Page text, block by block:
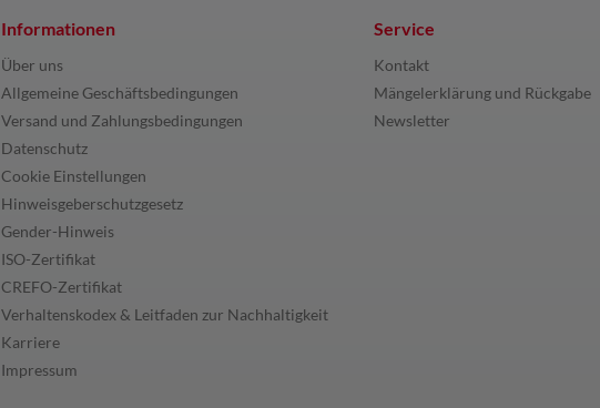
Informationen
Über uns
Allgemeine Geschäftsbedingungen
Versand und Zahlungsbedingungen
Datenschutz
Cookie Einstellungen
Hinweisgeberschutzgesetz
Gender-Hinweis
ISO-Zertifikat
CREFO-Zertifikat
Verhaltenskodex & Leitfaden zur Nachhaltigkeit
Karriere
Impressum
Service
Kontakt
Mängelerklärung und Rückgabe
Newsletter